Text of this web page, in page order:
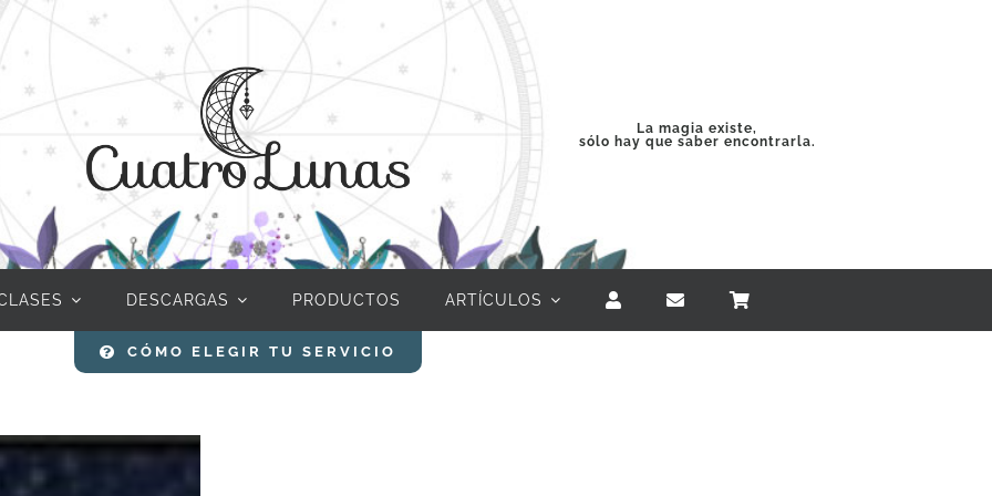
La magia existe,
sólo hay que saber encontrarla.
DESCARGAS PRODUCTOS ARTÍCULOS
CÓMO ELEGIR TU SERVICIO